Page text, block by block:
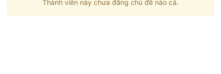
Thành viên này chưa đăng chủ đề nào cả.